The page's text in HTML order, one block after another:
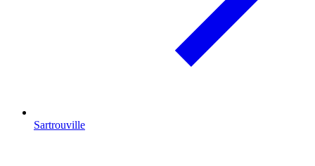
Sartrouville